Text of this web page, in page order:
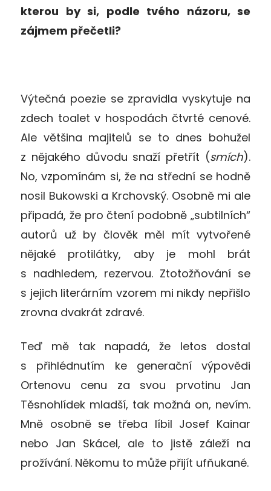
kterou by si, podle tvého názoru, se
zájmem přečetli?
Výtečná poezie se zpravidla vyskytuje na
zdech toalet v hospodách čtvrté cenové.
Ale většina majitelů se to dnes bohužel
z nějakého důvodu snaží přetřít (smích).
No, vzpomínám si, že na střední se hodně
nosil Bukowski a Krchovský. Osobně mi ale
připadá, že pro čtení podobně „subtilních“
autorů už by člověk měl mít vytvořené
nějaké protilátky, aby je mohl brát
s nadhledem, rezervou. Ztotožňování se
s jejich literárním vzorem mi nikdy nepřišlo
zrovna dvakrát zdravé.
Teď mě tak napadá, že letos dostal
s přihlédnutím ke generační výpovědi
Ortenovu cenu za svou prvotinu Jan
Těsnohlídek mladší, tak možná on, nevím.
Mně osobně se třeba líbil Josef Kainar
nebo Jan Skácel, ale to jistě záleží na
prožívání. Někomu to může přijít ufňukané.